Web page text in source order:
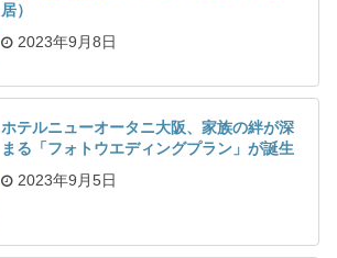
居）
2023年9月8日
ホテルニューオータニ大阪、家族の絆が深
まる「フォトウエディングプラン」が誕生
2023年9月5日